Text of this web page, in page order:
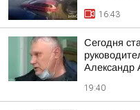
16:43
Сегодня
Александр
19:40